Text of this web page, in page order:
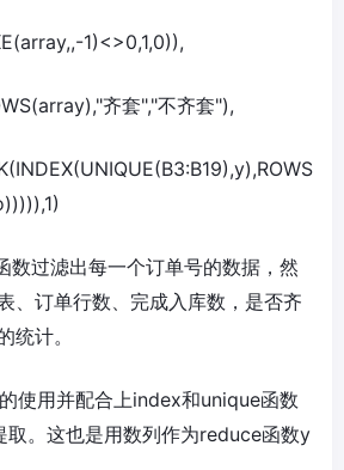
1)<>0,1,0)),
齐套","不齐套"),
数过滤出每一个订单号的数据，然
、订单行数、完成入库数，是否齐
统计。
使用并配合上index和unique函数
取。这也是用数列作为reduce函数y